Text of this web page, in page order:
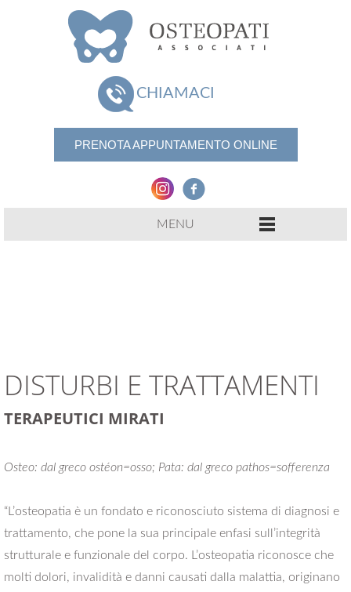
CHIAMACI
PRENOTA APPUNTAMENTO ONLINE
MENU
DISTURBI E TRATTAMENTI
TERAPEUTICI MIRATI
Osteo: dal greco ostéon=osso; Pata: dal greco pathos=sofferenza
“L’osteopatia è un fondato e riconosciuto sistema di diagnosi e
trattamento, che pone la sua principale enfasi sull’integrità
strutturale e funzionale del corpo. L’osteopatia riconosce che
molti dolori, invalidità e danni causati dalla malattia, originano